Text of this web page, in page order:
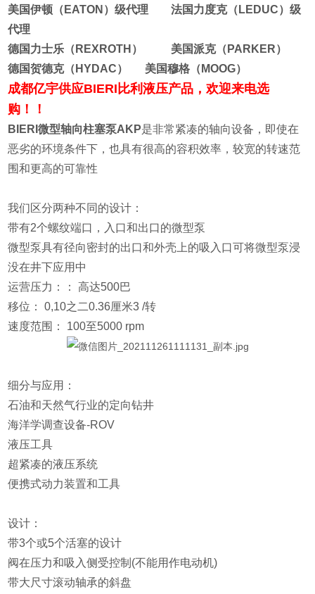
美国伊顿（EATON）级代理 法国力度克（LEDUC）级
代理
德国力士乐（REXROTH） 美国派克（PARKER）
德国贺德克（HYDAC） 美国穆格（MOOG）
成都亿宇供应BIERI比利液压产品，欢迎来电选
购！！
BIERI微型轴向柱塞泵AKP是非常紧凑的轴向设备，即使在
恶劣的环境条件下，也具有很高的容积效率，较宽的转速范
围和更高的可靠性
我们区分两种不同的设计：
带有2个螺纹端口，入口和出口的微型泵
微型泵具有径向密封的出口和外壳上的吸入口可将微型泵浸
没在井下应用中
运营压力：： 高达500巴
移位： 0,10之二0.36厘米3 /转
速度范围： 100至5000 rpm
细分与应用：
石油和天然气行业的定向钻井
海洋学调查设备-ROV
液压工具
超紧凑的液压系统
便携式动力装置和工具
设计：
带3个或5个活塞的设计
阀在压力和吸入侧受控制(不能用作电动机)
带大尺寸滚动轴承的斜盘